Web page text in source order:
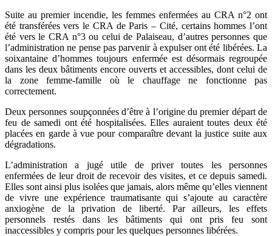
Suite au premier incendie, les femmes enfermées au CRA n°2 ont
été transférées vers le CRA de Paris – Cité, certains hommes l’ont
été vers le CRA n°3 ou celui de Palaiseau, d’autres personnes que
l’administration ne pense pas parvenir à expulser ont été libérées. La
soixantaine d’hommes toujours enfermée est désormais regroupée
dans les deux bâtiments encore ouverts et accessibles, dont celui de
la zone femme-famille où le chauffage ne fonctionne pas
correctement.
Deux personnes soupçonnées d’être à l’origine du premier départ de
feu de samedi ont été hospitalisées. Elles auraient toutes deux été
placées en garde à vue pour comparaître devant la justice suite aux
dégradations.
L’administration a jugé utile de priver toutes les personnes
enfermées de leur droit de recevoir des visites, et ce depuis samedi.
Elles sont ainsi plus isolées que jamais, alors même qu’elles viennent
de vivre une expérience traumatisante qui s’ajoute au caractère
anxiogène de la privation de liberté. Par ailleurs, les effets
personnels restés dans les bâtiments qui ont pris feu sont
inaccessibles y compris pour les quelques personnes libérées.